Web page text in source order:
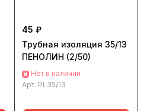
45 ₽
Трубная изоляция 35/13
ПЕНОЛИН (2/50)
Нет в наличии
Арт. PL35/13